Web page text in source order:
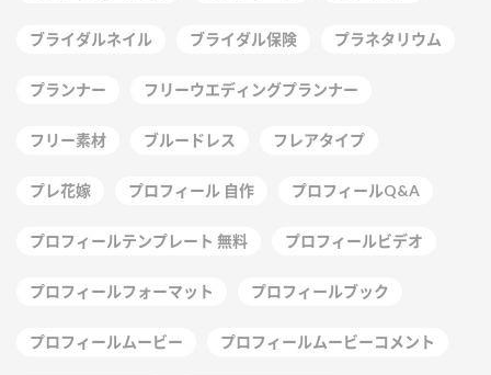
ブライダルネイル ブライダル保険 プラネタリウム
プランナー フリーウエディングプランナー
フリー素材 ブルードレス フレアタイプ
プレ花嫁 プロフィール 自作 プロフィールQ&A
プロフィールテンプレート 無料 プロフィールビデオ
プロフィールフォーマット プロフィールブック
プロフィールムービー プロフィールムービーコメント